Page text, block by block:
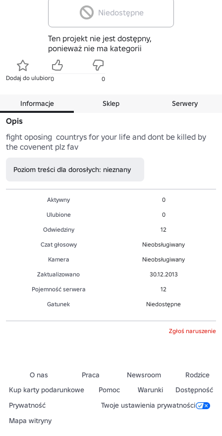
Niedostępne
Ten projekt nie jest dostępny,
ponieważ nie ma kategorii
Dodaj do ulubionych
0 0
Informacje Sklep Serwery
Opis
fight oposing  countrys for your life and dont be killed by
the covenent plz fav
Poziom treści dla dorosłych: nieznany
Aktywny
0
Ulubione
0
Odwiedziny
12
Czat głosowy
Nieobsługiwany
Kamera
Nieobsługiwany
Zaktualizowano
30.12.2013
Pojemność serwera
12
Gatunek
Niedostępne
Zgłoś naruszenie
O nas Praca Newsroom
Rodzice
Kup karty podarunkowe
Pomoc Warunki
Dostępność
Prywatność
Twoje ustawienia prywatności
Mapa witryny